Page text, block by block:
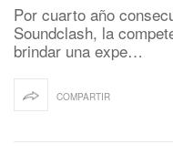
Por cuarto año
Soundclash, la
brindar una expe…
COMPARTIR